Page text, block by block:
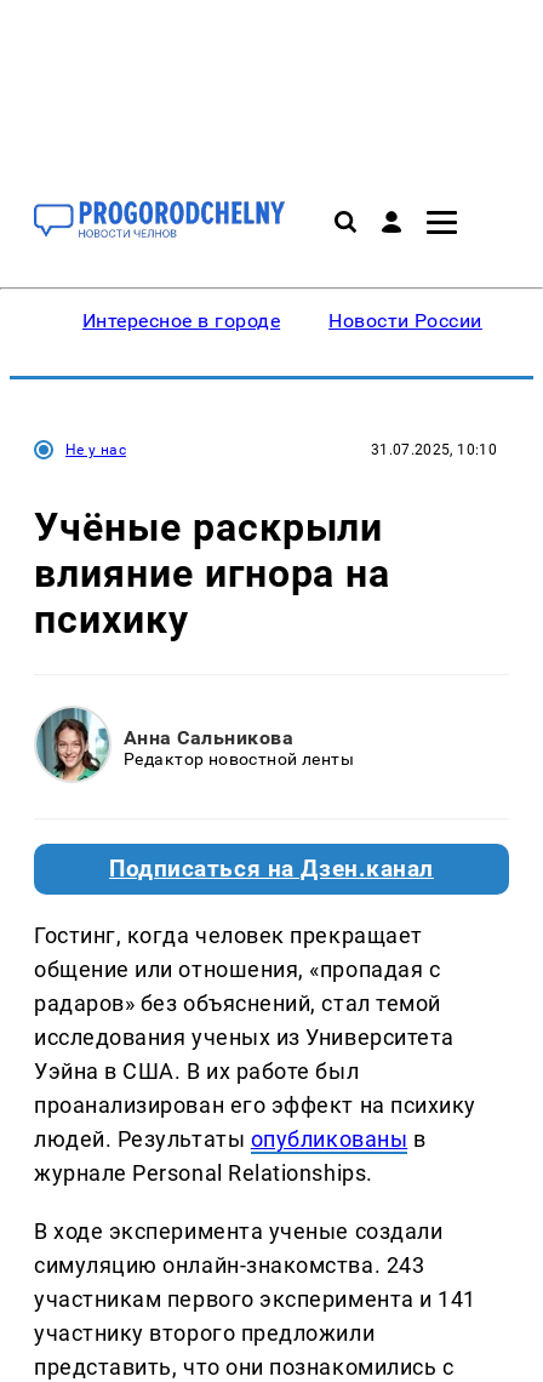
Интересное в городе Новости России
Не у нас 31.07.2025, 10:10
Учёные раскрыли
влияние игнора на
психику
Анна Сальникова
Редактор новостной ленты
Подписаться на Дзен.канал
Гостинг, когда человек прекращает
общение или отношения, «пропадая с
радаров» без объяснений, стал темой
исследования ученых из Университета
Уэйна в США. В их работе был
проанализирован его эффект на психику
людей. Результаты опубликованы в
журнале Personal Relationships.
В ходе эксперимента ученые создали
симуляцию онлайн-знакомства. 243
участникам первого эксперимента и 141
участнику второго предложили
представить, что они познакомились с